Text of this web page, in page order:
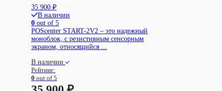
35 900 ₽
В наличии
0 out of 5
POScenter START-2V2 – это надежный
моноблок, с резистивным сенсорным
экраном, относящийся ...
В наличии
Рейтинг:
0 out of 5